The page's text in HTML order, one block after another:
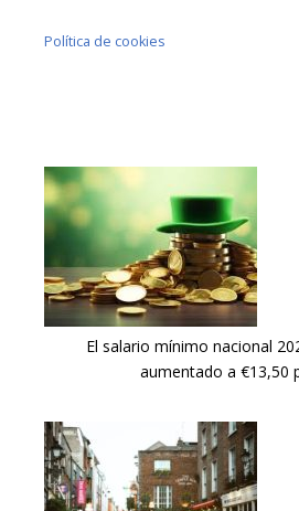
Política de cookies
El salario mínimo nacional
aumentado a €13,50